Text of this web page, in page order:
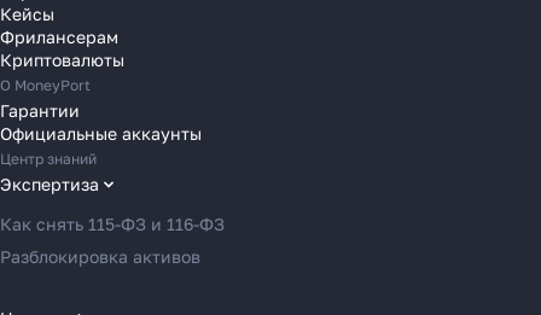
Переводы в Францию
Переводы в Хорватию
Переводы в Черногорию
Переводы в Чехию
Переводы в Швейцарию
Переводы в Эстонию
Переводы в Азербайджан
Переводы в Армению
Кейсы
Фрилансерам
Криптовалюты
О MoneyPort
Гарантии
Официальные аккаунты
Центр знаний
Экспертиза
Как снять 115-ФЗ и 116-ФЗ
Разблокировка активов